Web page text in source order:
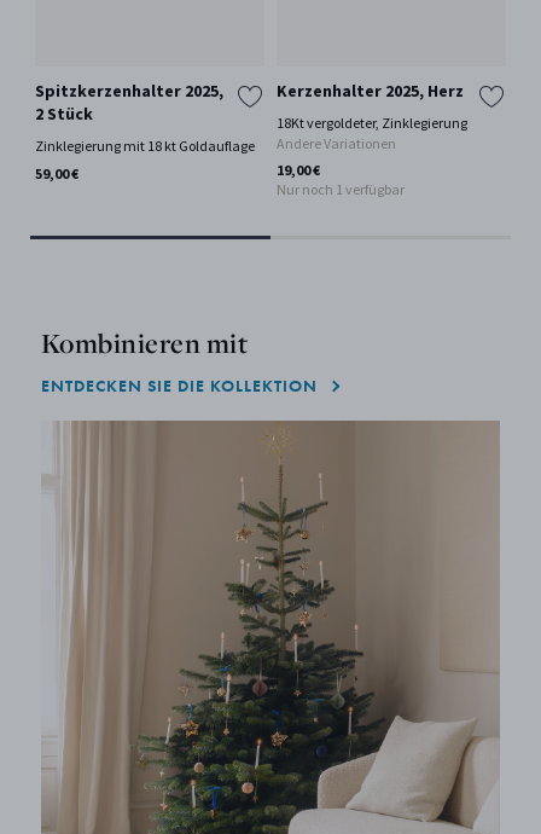
Spitzkerzenhalter 2025,
2 Stück
Zinklegierung mit 18 kt Goldauflage
59,00 €
Kerzenhalter 2025, Herz
18Kt vergoldeter, Zinklegierung
Andere Variationen
19,00 €
Nur noch 1 verfügbar
Kombinieren mit
ENTDECKEN SIE DIE KOLLEKTION